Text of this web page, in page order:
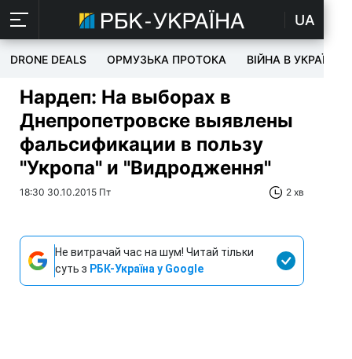
UA
DRONE DEALS ОРМУЗЬКА ПРОТОКА ВІЙНА В УКРАЇНІ
Нардеп: На выборах в
Днепропетровске выявлены
фальсификации в пользу
"Укропа" и "Видродження"
18:30 30.10.2015 Пт 2 хв
Не витрачай час на шум! Читай тільки
суть з РБК-Україна у Google